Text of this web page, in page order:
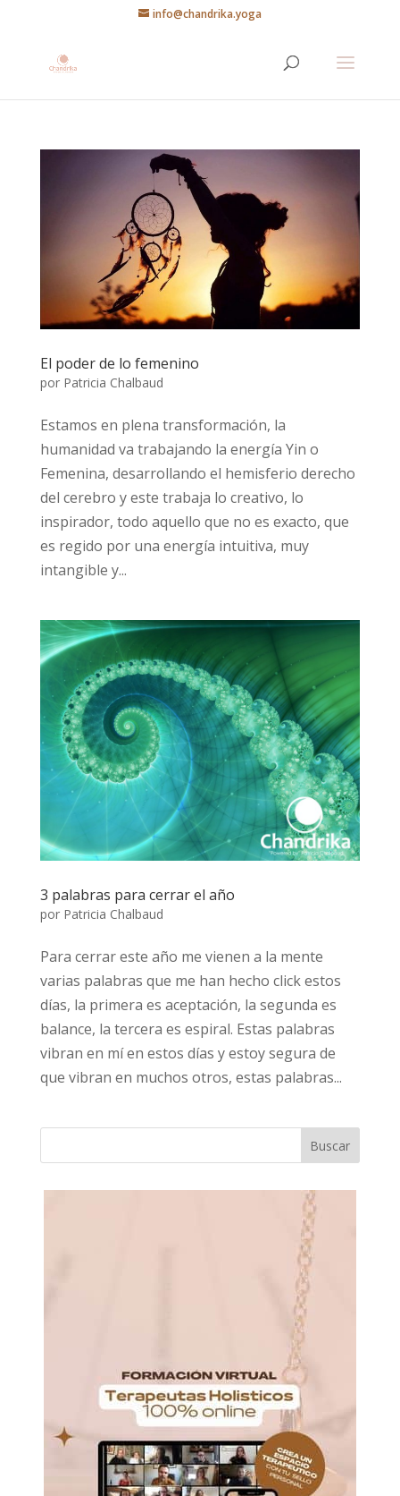
info@chandrika.yoga
El poder de lo femenino
por Patricia Chalbaud
Estamos en plena transformación, la
humanidad va trabajando la energía Yin o
Femenina, desarrollando el hemisferio derecho
del cerebro y este trabaja lo creativo, lo
inspirador, todo aquello que no es exacto, que
es regido por una energía intuitiva, muy
intangible y...
3 palabras para cerrar el año
por Patricia Chalbaud
Para cerrar este año me vienen a la mente
varias palabras que me han hecho click estos
días, la primera es aceptación, la segunda es
balance, la tercera es espiral. Estas palabras
vibran en mí en estos días y estoy segura de
que vibran en muchos otros, estas palabras...